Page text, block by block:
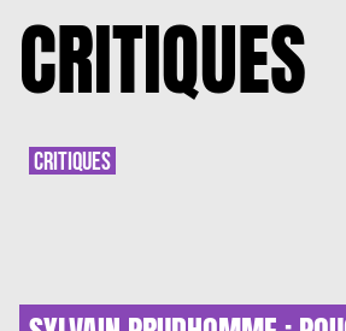
CRITIQUES
CRITIQUES